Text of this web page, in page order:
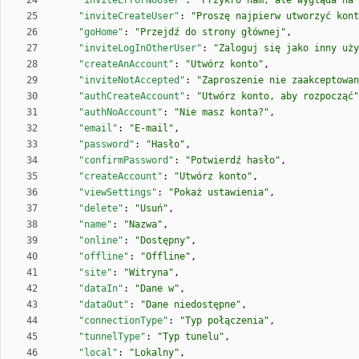
"inviteCreateUser" : "Proszę najpierw utworzyć
"goHome" : "Przejdź do strony głównej" ,
"inviteLogInOtherUser" : "Zaloguj się jako inny
"createAnAccount" : "Utwórz konto" ,
"inviteNotAccepted" : "Zaproszenie nie
"authCreateAccount" : "Utwórz konto, aby rozpocząć"
"authNoAccount" : "Nie masz konta?" ,
"email" : "E-mail" ,
"password" : "Hasło" ,
"confirmPassword" : "Potwierdź hasło" ,
"createAccount" : "Utwórz konto" ,
"viewSettings" : "Pokaż ustawienia" ,
"delete" : "Usuń" ,
"name" : "Nazwa" ,
"online" : "Dostępny" ,
"offline" : "Offline" ,
"site" : "Witryna" ,
"dataIn" : "Dane w" ,
"dataOut" : "Dane niedostępne" ,
"connectionType" : "Typ połączenia" ,
"tunnelType" : "Typ tunelu" ,
"local" : "Lokalny" ,